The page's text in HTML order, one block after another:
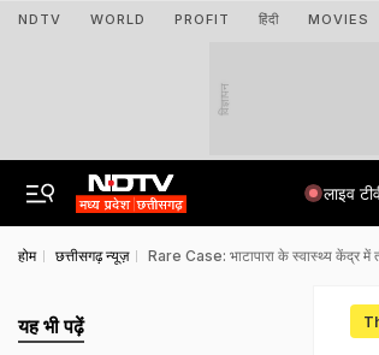
NDTV WORLD PROFIT हिंदी MOVIES
विज्ञापन
लाइव
होम छत्तीसगढ़ न्यूज़ Rare Case: भाटापारा के स्वास्थ्य केंद्र में
यह भी पढ़ें